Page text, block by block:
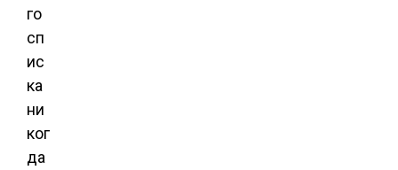
го
сп
ис
ка
ни
ког
да